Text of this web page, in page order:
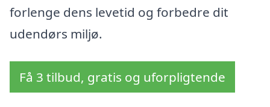
forlenge dens levetid og forbedre dit
udendørs miljø.
Få 3 tilbud, gratis og uforpligtende